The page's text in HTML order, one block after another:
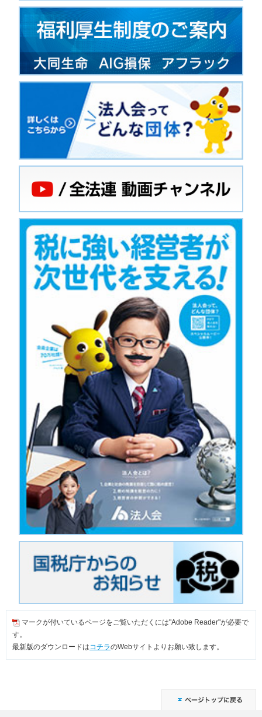
マークが付いているページをご覧いただくには"Adobe Reader"が必要で
す。
最新版のダウンロードはコチラのWebサイトよりお願い致します。